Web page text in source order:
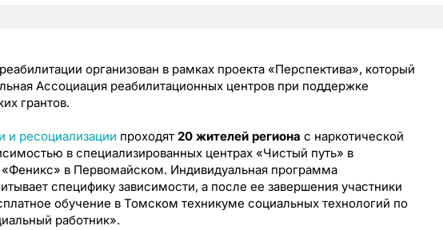
организован в рамках проекта «Перспектива», который
Ассоциация реабилитационных центров при поддержке
грантов.
и ресоциализации проходят 20 жителей региона с наркотической
в специализированных центрах «Чистый путь» в
в Первомайском. Индивидуальная программа
специфику зависимости, а после ее завершения участники
обучение в Томском техникуме социальных технологий по
работник».